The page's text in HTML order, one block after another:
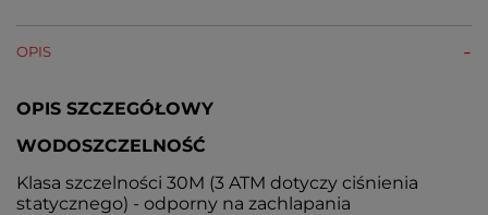
OPIS
OPIS SZCZEGÓŁOWY
WODOSZCZELNOŚĆ
Klasa szczelności 30M (3 ATM dotyczy ciśnienia
statycznego) - odporny na zachlapania